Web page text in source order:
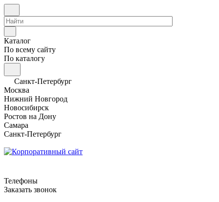
Каталог
По всему сайту
По каталогу
Санкт-Петербург
Москва
Нижний Новгород
Новосибирск
Ростов на Дону
Самара
Санкт-Петербург
Телефоны
Заказать звонок